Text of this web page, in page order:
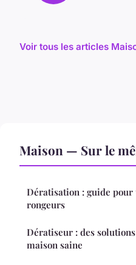
Voir tous les articles
Maison — Sur le
Dératisation : guide pour
rongeurs
Dératiseur : des
maison saine